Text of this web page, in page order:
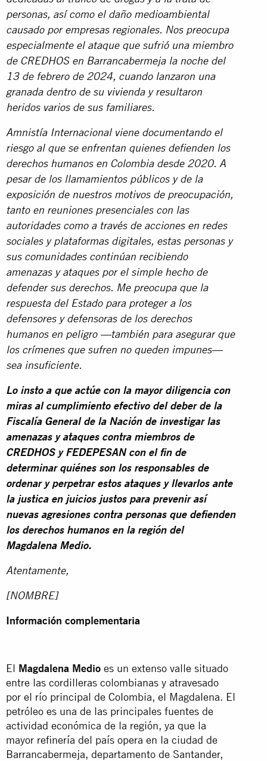
personas, así como el daño medioambiental
causado por empresas regionales. Nos preocupa
especialmente el ataque que sufrió una miembro
de CREDHOS en Barrancabermeja la noche del
13 de febrero de 2024, cuando lanzaron una
granada dentro de su vivienda y resultaron
heridos varios de sus familiares.
Amnistía Internacional viene documentando el
riesgo al que se enfrentan quienes defienden los
derechos humanos en Colombia desde 2020. A
pesar de los llamamientos públicos y de la
exposición de nuestros motivos de preocupación,
tanto en reuniones presenciales con las
autoridades como a través de acciones en redes
sociales y plataformas digitales, estas personas y
sus comunidades continúan recibiendo
amenazas y ataques por el simple hecho de
defender sus derechos. Me preocupa que la
respuesta del Estado para proteger a los
defensores y defensoras de los derechos
humanos en peligro —también para asegurar que
los crímenes que sufren no queden impunes—
sea insuficiente.
Lo insto a que actúe con la mayor diligencia con
miras al cumplimiento efectivo del deber de la
Fiscalía General de la Nación de investigar las
amenazas y ataques contra miembros de
CREDHOS y FEDEPESAN con el fin de
determinar quiénes son los responsables de
ordenar y perpetrar estos ataques y llevarlos ante
la justica en juicios justos para prevenir así
nuevas agresiones contra personas que defienden
los derechos humanos en la región del
Magdalena Medio.
Atentamente,
[NOMBRE]
Información complementaria
El Magdalena Medio es un extenso valle situado
entre las cordilleras colombianas y atravesado
por el río principal de Colombia, el Magdalena. El
petróleo es una de las principales fuentes de
actividad económica de la región, ya que la
mayor refinería del país opera en la ciudad de
Barrancabermeja, departamento de Santander,